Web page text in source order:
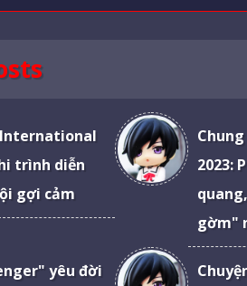
trình diễn
gợi cảm
2023:
gờm"
yêu đời